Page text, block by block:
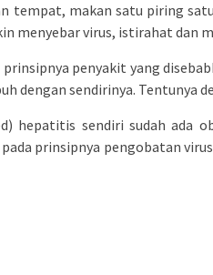
tempat, makan satu piring
menyebar virus, istirahat dan
penyakit yang
dengan sendirinya. Tentunya
hepatitis sendiri sudah ada
prinsipnya pengobatan